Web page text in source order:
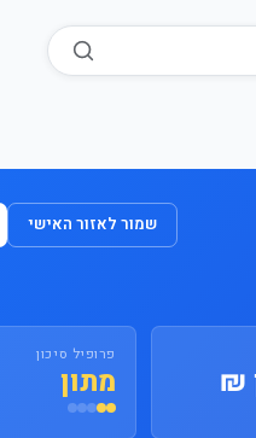
שמור לאזור האישי
פרופיל סיכון
מתון